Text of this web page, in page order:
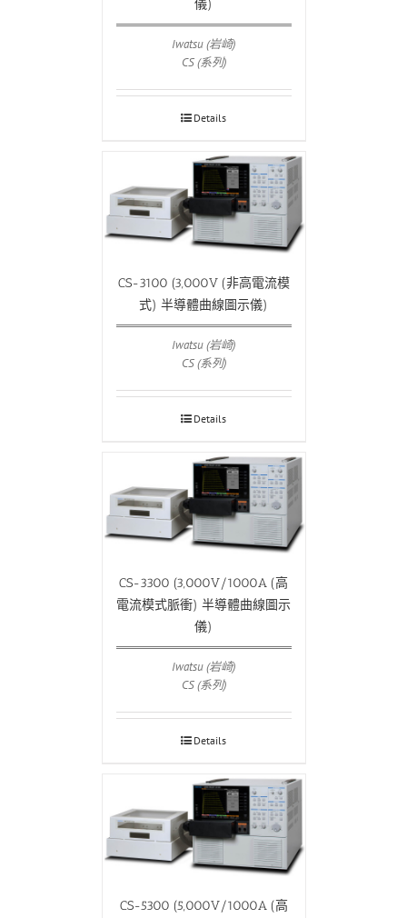
儀)
Iwatsu (岩崎)
CS (系列)
Details
CS-3100 (3,000V (非高電流模
式) 半導體曲線圖示儀)
Iwatsu (岩崎)
CS (系列)
Details
CS-3300 (3,000V/1000A (高
電流模式脈衝) 半導體曲線圖示
儀)
Iwatsu (岩崎)
CS (系列)
Details
CS-5300 (5,000V/1000A (高